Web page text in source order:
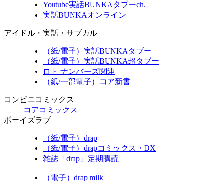
Youtube実話BUNKAタブーch.
実話BUNKAオンライン
アイドル・実話・サブカル
（紙/電子）実話BUNKAタブー
（紙/電子）実話BUNKA超タブー
ロト ナンバーズ関連
（紙/一部電子）コア新書
コンビニコミックス
コアコミックス
ボーイズラブ
（紙/電子）drap
（紙/電子）drapコミックス・DX
雑誌「drap」定期購読
（電子）drap milk